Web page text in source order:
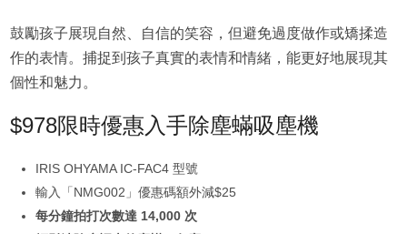
鼓勵孩子展現自然、自信的笑容，但避免過度做作或矯揉造
作的表情。捕捉到孩子真實的表情和情緒，能更好地展現其
個性和魅力。
$978限時優惠入手除塵蟎吸塵機
IRIS OHYAMA IC-FAC4 型號
輸入「NMG002」優惠碼額外減$25
每分鐘拍打次數達 14,000 次